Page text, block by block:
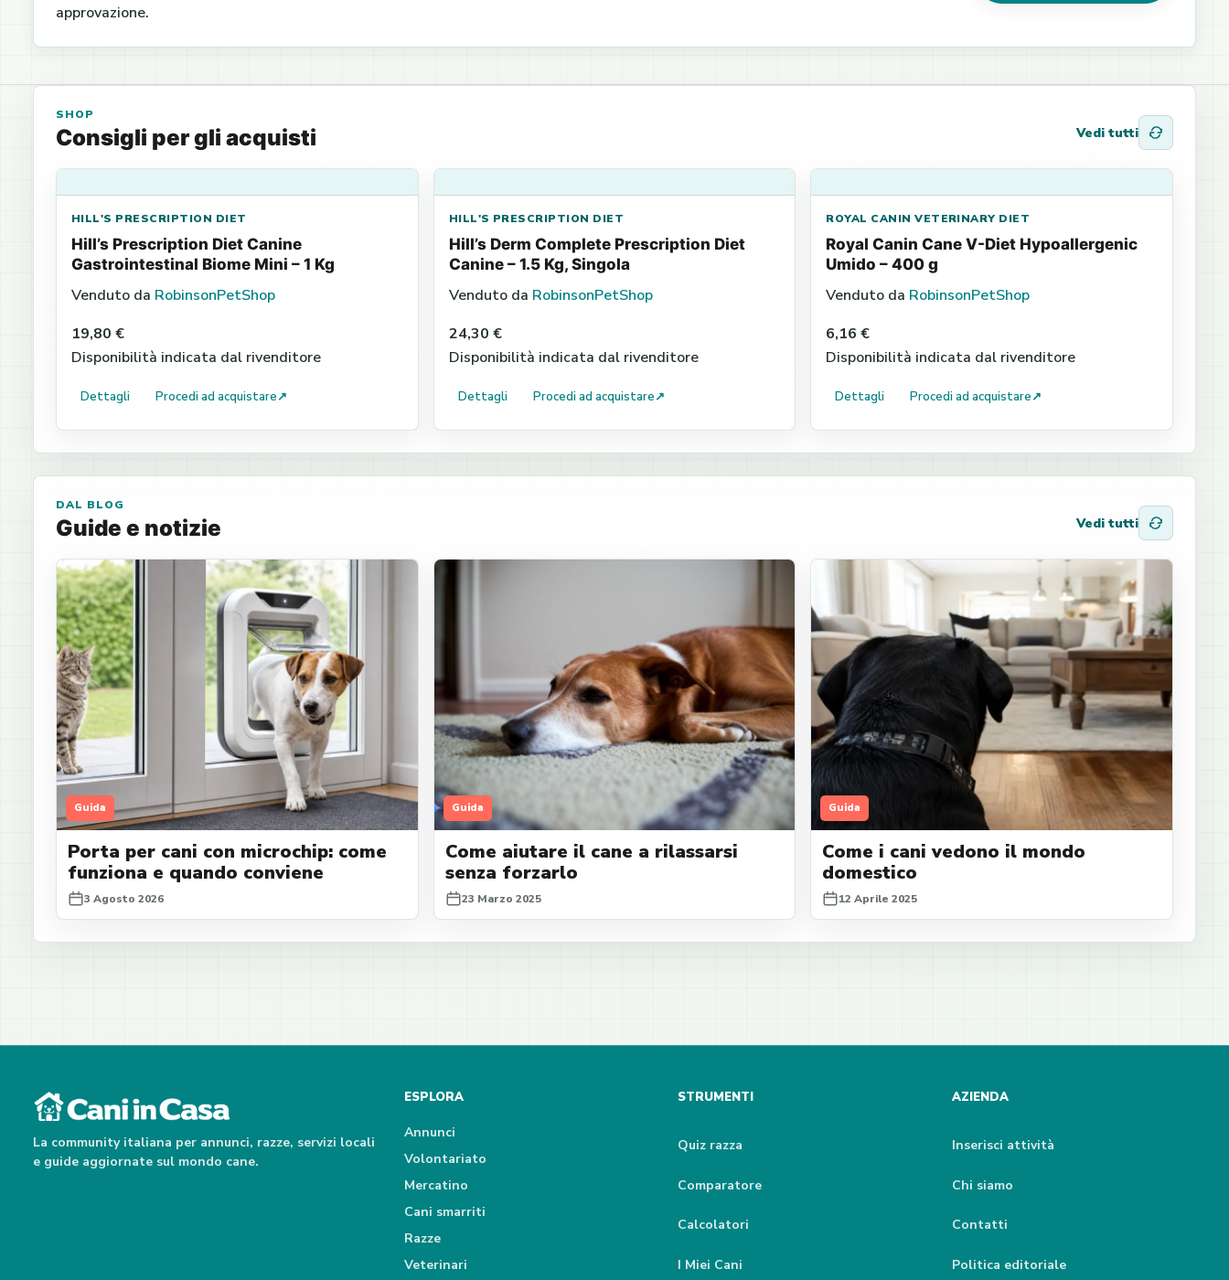
approvazione.
SHOP
Consigli per gli acquisti Vedi tutti
HILL'S PRESCRIPTION DIET
Hill’s Prescription Diet Canine
Gastrointestinal Biome Mini – 1 Kg
Venduto da RobinsonPetShop
19,80 €
Disponibilità indicata dal rivenditore
Dettagli Procedi ad acquistare↗
HILL'S PRESCRIPTION DIET
Hill’s Derm Complete Prescription Diet
Canine – 1.5 Kg, Singola
Venduto da RobinsonPetShop
24,30 €
Disponibilità indicata dal rivenditore
Dettagli Procedi ad acquistare↗
ROYAL CANIN VETERINARY DIET
Royal Canin Cane V-Diet Hypoallergenic
Umido – 400 g
Venduto da RobinsonPetShop
6,16 €
Disponibilità indicata dal rivenditore
Dettagli Procedi ad acquistare↗
DAL BLOG
Guide e notizie Vedi tutti
Guida
Porta per cani con microchip: come
funziona e quando conviene
3 Agosto 2026
Guida
Come aiutare il cane a rilassarsi
senza forzarlo
23 Marzo 2025
Guida
Come i cani vedono il mondo
domestico
12 Aprile 2025
La community italiana per annunci, razze, servizi locali
e guide aggiornate sul mondo cane.
ESPLORA
Annunci
Volontariato
Mercatino
Cani smarriti
Razze
Veterinari
STRUMENTI
Quiz razza
Comparatore
Calcolatori
I Miei Cani
AZIENDA
Inserisci attività
Chi siamo
Contatti
Politica editoriale